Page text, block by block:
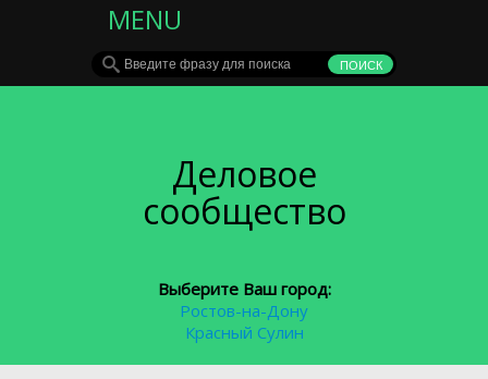
MENU
Деловое
сообщество
Выберите Ваш город:
Ростов-на-Дону
Красный Сулин